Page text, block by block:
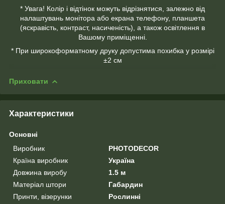
* Увага! Колір і відтінок можуть відрізнятися, залежно від
налаштувань монітора або екрана телефону, планшета
(яскравість, контраст, насиченість), а також освітлення в
Вашому приміщенні.
* При широкоформатному друку допустима похибка у розмірі
±2 см
Приховати
Характеристики
Основні
Виробник
PHOTODECOR
Країна виробник
Україна
Довжина виробу
1.5 м
Матеріал штори
Габардин
Принти, візерунки
Рослинні